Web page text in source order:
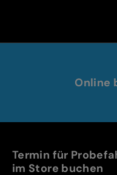
Online
Termin für
im Store buchen